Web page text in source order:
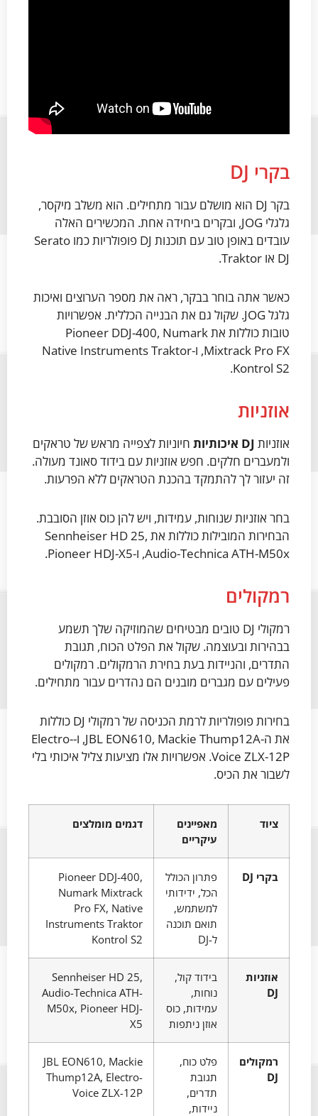
בקרי DJ
בקר DJ הוא מושלם עבור מתחילים. הוא משלב מיקסר,
גלגלי JOG, ובקרים ביחידה אחת. המכשירים האלה
עובדים באופן טוב עם תוכנות DJ פופולריות כמו Serato
DJ או Traktor.
כאשר אתה בוחר בבקר, ראה את מספר הערוצים ואיכות
גלגל JOG. שקול גם את הבנייה הכללית. אפשרויות
טובות כוללות את Pioneer DDJ-400, Numark
Mixtrack Pro FX, ו-Native Instruments Traktor
Kontrol S2.
אוזניות
אוזניות DJ איכותיות
חיוניות לצפייה מראש של טראקים
ולמעברים חלקים. חפש אוזניות עם בידוד סאונד מעולה.
זה יעזור לך להתמקד בהכנת הטראקים ללא הפרעות.
בחר אוזניות שנוחות, עמידות, ויש להן כוס אוזן הסובבת.
הבחירות המובילות כוללות את Sennheiser HD 25,
Audio-Technica ATH-M50x, ו-Pioneer HDJ-X5.
רמקולים
רמקולי DJ טובים מבטיחים שהמוזיקה שלך תשמע
בבהירות ובעוצמה. שקול את הפלט הכוח, תגובת
התדרים, והניידות בעת בחירת הרמקולים. רמקולים
פעילים עם מגברים מובנים הם נהדרים עבור מתחילים.
בחירות פופולריות לרמת הכניסה של רמקולי DJ כוללות
את ה-JBL EON610, Mackie Thump12A, ו-Electro-
Voice ZLX-12P. אפשרויות אלו מציעות צליל איכותי בלי
לשבור את הכיס.
ציוד
מאפיינים
עיקריים
דגמים מומלצים
בקרי DJ
פתרון הכולל
הכל, ידידותי
למשתמש,
תואם תוכנה
ל-DJ
Pioneer DDJ-400,
Numark Mixtrack
Pro FX, Native
Instruments Traktor
Kontrol S2
אוזניות
DJ
בידוד קול,
נוחות,
עמידות, כוס
אוזן ניתפות
Sennheiser HD 25,
Audio-Technica ATH-
M50x, Pioneer HDJ-
X5
רמקולים
DJ
פלט כוח,
תגובת
תדרים,
ניידות,
JBL EON610, Mackie
Thump12A, Electro-
Voice ZLX-12P